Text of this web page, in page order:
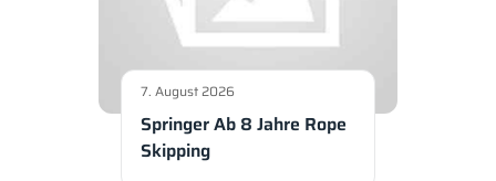
7. August 2026
Springer Ab 8 Jahre Rope
Skipping